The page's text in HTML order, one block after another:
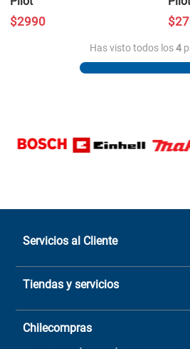
$2990 $
Has visto todos los4
Servicios al Cliente
Quiénes somos
Sucursales
Términos y condiciones
Tiendas y servicios
Casa Matriz: Avenida Chorrillos
2137 San Javier, Fono (73)
Chilecompras